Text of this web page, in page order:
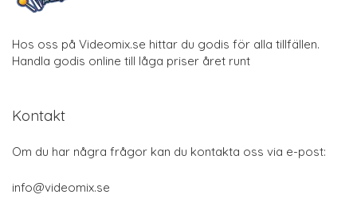
Hos oss på Videomix.se hittar du godis för alla tillfällen.
Handla godis online till låga priser året runt
Kontakt
Om du har några frågor kan du kontakta oss via e-post:
info@videomix.se